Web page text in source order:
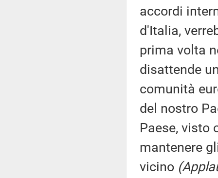
accordi
d'Italia,
prima volta
disattende
comunità
del nostro
Paese, visto
mantenere
vicino